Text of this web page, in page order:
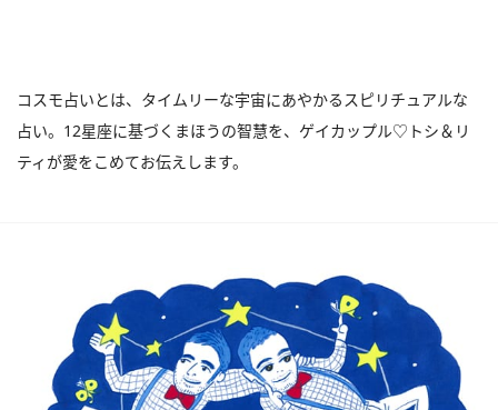
コスモ占いとは、タイムリーな宇宙にあやかるスピリチュアルな
占い。12星座に基づくまほうの智慧を、ゲイカップル♡トシ＆リ
ティが愛をこめてお伝えします。